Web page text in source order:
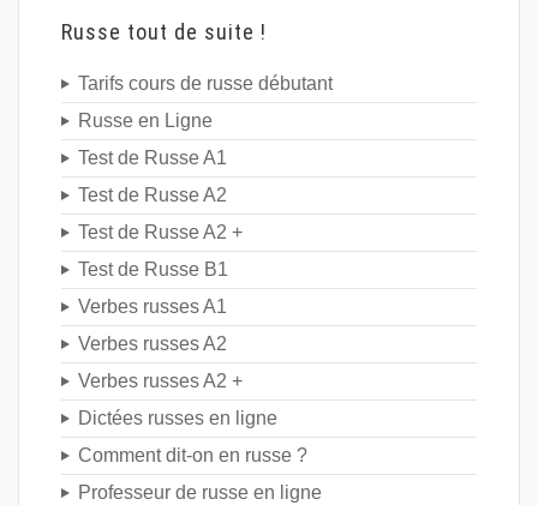
Russe tout de suite !
Tarifs cours de russe débutant
Russe en Ligne
Test de Russe A1
Test de Russe A2
Test de Russe A2 +
Test de Russe B1
Verbes russes A1
Verbes russes A2
Verbes russes A2 +
Dictées russes en ligne
Comment dit-on en russe ?
Professeur de russe en ligne